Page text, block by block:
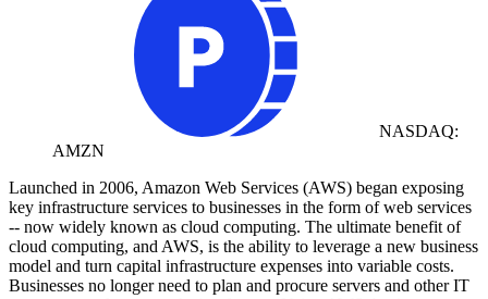
NASDAQ:
AMZN
Launched in 2006, Amazon Web Services (AWS) began exposing
key infrastructure services to businesses in the form of web services
-- now widely known as cloud computing. The ultimate benefit of
cloud computing, and AWS, is the ability to leverage a new business
model and turn capital infrastructure expenses into variable costs.
Businesses no longer need to plan and procure servers and other IT